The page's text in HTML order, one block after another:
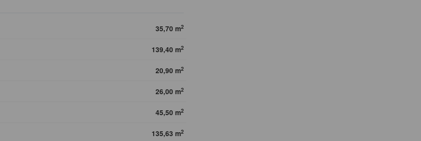
35,70 m2
139,40 m2
20,90 m2
26,00 m2
45,50 m2
135,63 m2